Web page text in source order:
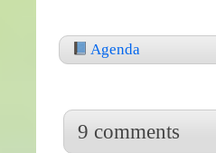
Agenda
9 comments